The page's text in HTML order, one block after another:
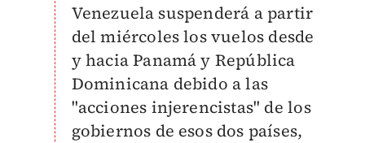
Venezuela suspenderá a partir
del miércoles los vuelos desde
y hacia Panamá y República
Dominicana debido a las
"acciones injerencistas" de los
gobiernos de esos dos países,